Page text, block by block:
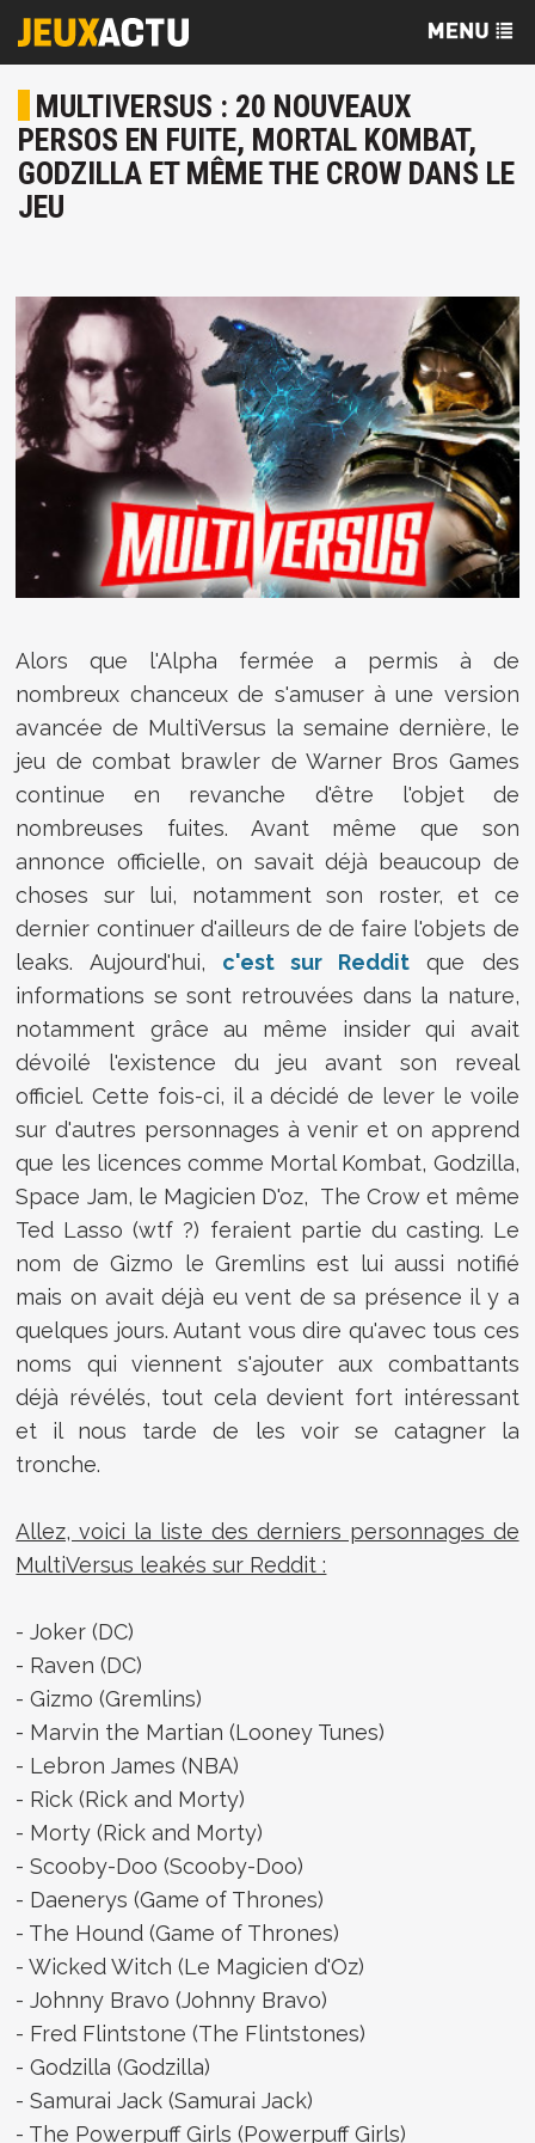
MULTIVERSUS : 20 NOUVEAUX
PERSOS EN FUITE, MORTAL KOMBAT,
GODZILLA ET MÊME THE CROW DANS LE
JEU
Alors que l'Alpha fermée a permis à de
nombreux chanceux de s'amuser à une version
avancée de MultiVersus la semaine dernière, le
jeu de combat brawler de Warner Bros Games
continue en revanche d'être l'objet de
nombreuses fuites. Avant même que son
annonce officielle, on savait déjà beaucoup de
choses sur lui, notamment son roster, et ce
dernier continuer d'ailleurs de de faire l'objets de
leaks. Aujourd'hui, c'est sur Reddit que des
informations se sont retrouvées dans la nature,
notamment grâce au même insider qui avait
dévoilé l'existence du jeu avant son reveal
officiel. Cette fois-ci, il a décidé de lever le voile
sur d'autres personnages à venir et on apprend
que les licences comme Mortal Kombat, Godzilla,
Space Jam, le Magicien D'oz, The Crow et même
Ted Lasso (wtf ?) feraient partie du casting. Le
nom de Gizmo le Gremlins est lui aussi notifié
mais on avait déjà eu vent de sa présence il y a
quelques jours. Autant vous dire qu'avec tous ces
noms qui viennent s'ajouter aux combattants
déjà révélés, tout cela devient fort intéressant
et il nous tarde de les voir se catagner la
tronche.
Allez, voici la liste des derniers personnages de
MultiVersus leakés sur Reddit :
- Joker (DC)
- Raven (DC)
- Gizmo (Gremlins)
- Marvin the Martian (Looney Tunes)
- Lebron James (NBA)
- Rick (Rick and Morty)
- Morty (Rick and Morty)
- Scooby-Doo (Scooby-Doo)
- Daenerys (Game of Thrones)
- The Hound (Game of Thrones)
- Wicked Witch (Le Magicien d'Oz)
- Johnny Bravo (Johnny Bravo)
- Fred Flintstone (The Flintstones)
- Godzilla (Godzilla)
- Samurai Jack (Samurai Jack)
- The Powerpuff Girls (Powerpuff Girls)